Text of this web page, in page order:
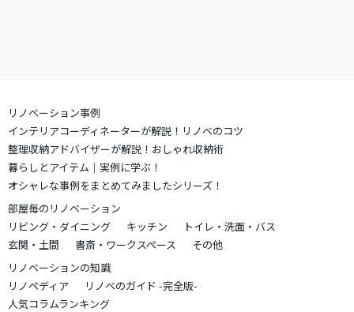
リノベーション事例
インテリアコーディネーターが解説！リノベのコツ
整理収納アドバイザーが解説！おしゃれ収納術
暮らしとアイテム｜実例に学ぶ！
オシャレな事例をまとめてみましたシリーズ！
部屋毎のリノベーション
リビング・ダイニング
キッチン
トイレ・洗面・バス
玄関・土間
書斎・ワークスペース
その他
リノベーションの知識
リノペディア
リノベのガイド -完全版-
人気コラムランキング